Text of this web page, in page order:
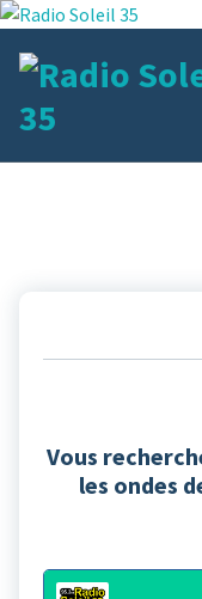
Aller
contenu
Vous
les ondes